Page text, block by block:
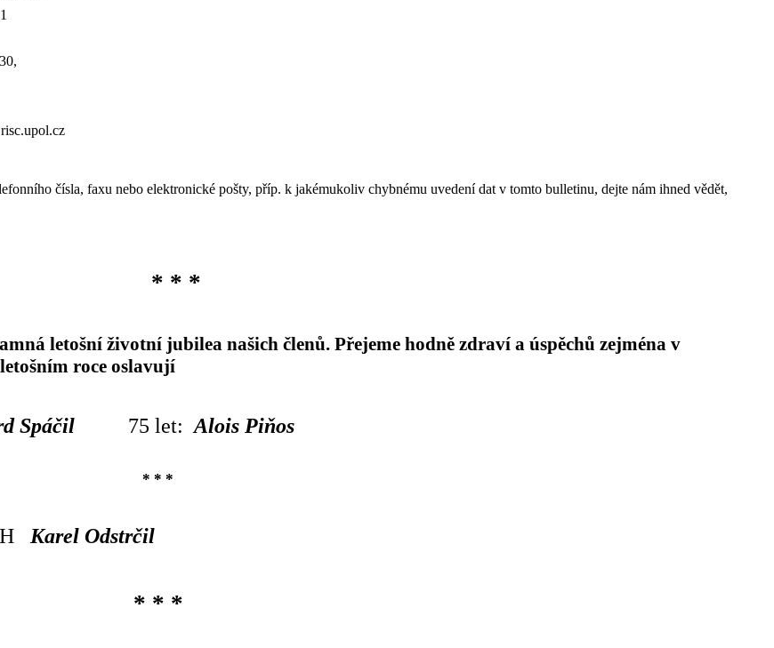
čísla, faxu nebo elektronické pošty, příp. k jakémukoliv chybnému uvedení dat v tomto bulletinu, dejte nám ihned vědět,
* * *
letošní životní jubilea našich členů. Přejeme hodně zdraví a úspěchů zejména v
roce oslavují
Spáčil 75 let: Alois Piňos
* * *
Karel Odstrčil
* * *